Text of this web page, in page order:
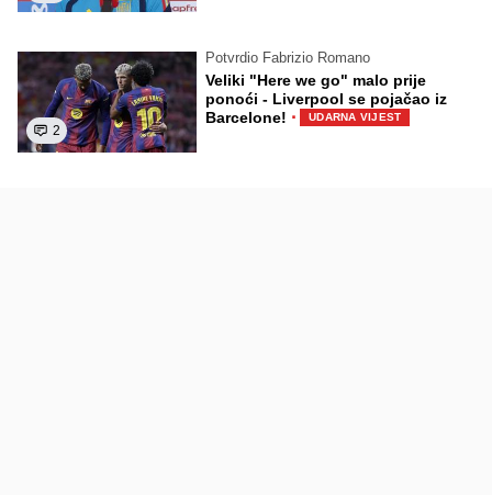
2
Potvrdio Fabrizio Romano
Veliki "Here we go" malo prije
ponoći - Liverpool se pojačao iz
Barcelone! · UDARNA VIJEST